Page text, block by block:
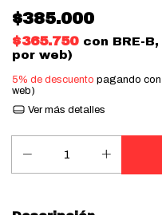
$385.000
$365.750 con BRE-
por web)
5% de descuento pagando con
web)
Ver más detalles